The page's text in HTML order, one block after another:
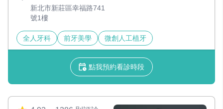
新北市新莊區幸福路741
號1樓
全人牙科 前牙美學 微創人工植牙
點我預約看診時段